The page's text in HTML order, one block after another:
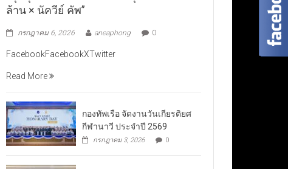
ล้าน × นัควีย์ คัพ”
กรกฎาคม 6, 2026 aneaphong 0
FacebookFacebookXTwitter
Read More
กองทัพเรือ จัดงานวันเกียรติยศ
กีฬานาวี ประจำปี 2569
กรกฎาคม 3, 2026 0